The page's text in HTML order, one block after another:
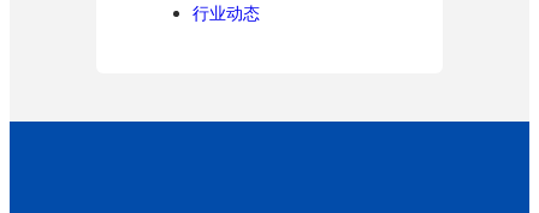
行业动态